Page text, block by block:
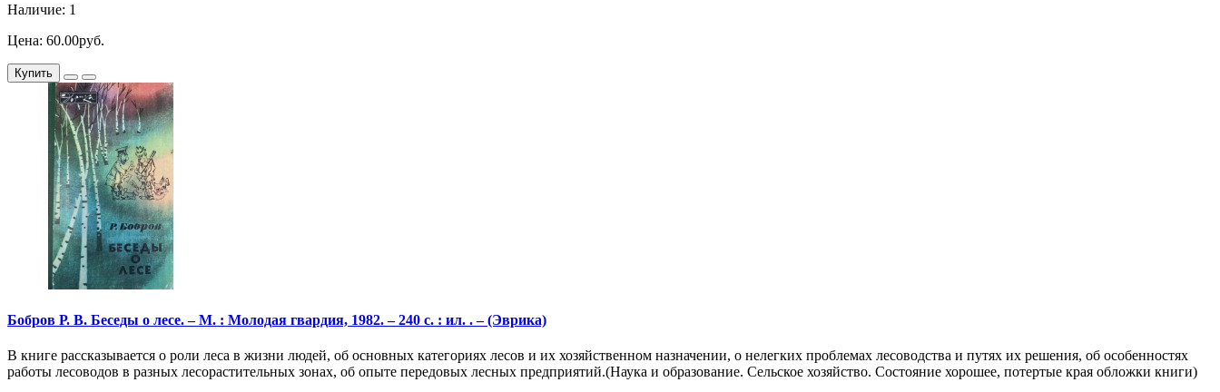
Наличие: 1
Цена: 60.00руб.
Купить
Бобров Р. В. Беседы о лесе. – М. : Молодая гвардия, 1982. – 240 с. : ил. . – (Эврика)
В книге рассказывается о роли леса в жизни людей, об основных категориях лесов и их хозяйственном назначении, о нелегких проблемах лесоводства и путях их решения, об особенностях
работы лесоводов в разных лесорастительных зонах, об опыте передовых лесных предприятий.(Наука и образование. Сельское хозяйство. Состояние хорошее, потертые края обложки книги)